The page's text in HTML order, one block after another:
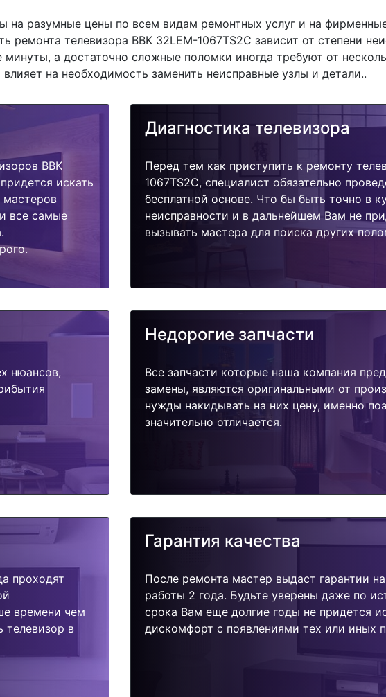
на разумные цены по всем видам ремонтных услуг и на
ремонта телевизора BBK 32LEM-1067TS2C зависит от степени
а достаточно сложные поломки иногда требуют от
на необходимость заменить неисправные узлы и детали..
BBK
искать
мастеров
все самые
Диагностика телевизора
Перед тем как приступить к ремонту
1067TS2C, специалист обязательно
бесплатной основе. Что бы быть точно в
неисправности и в дальнейшем Вам не
вызывать мастера для поиска других
нюансов,
Недорогие запчасти
Все запчасти которые наша компания
замены, являются оригинальными от
нужды накидывать на них цену, именно
значительно отличается.
проходят
времени чем
телевизор в
Гарантия качества
После ремонта мастер выдаст гарантии
работы 2 года. Будьте уверены даже по
срока Вам еще долгие годы не придется
дискомфорт с появлениями тех или иных